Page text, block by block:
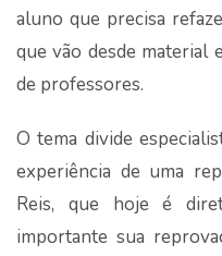
aluno que precisa
que vão desde material
de professores.
O tema divide
experiência de uma
Reis, que hoje é
importante sua